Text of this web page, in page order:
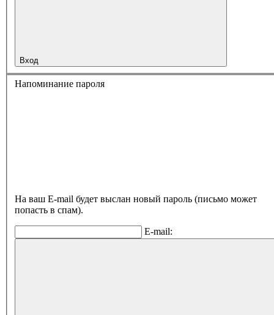
Вход
Напоминание пароля
На ваш E-mail будет выслан новый пароль (письмо может
попасть в спам).
E-mail: